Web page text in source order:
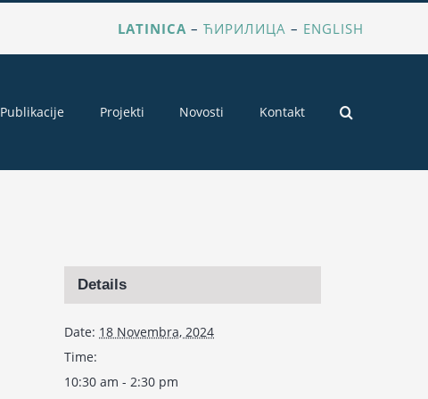
LATINICA –ЋИРИЛИЦА – ENGLISH
Publikacije Projekti Novosti Kontakt
Details
Date: 18 Novembra, 2024
Time:
10:30 am - 2:30 pm